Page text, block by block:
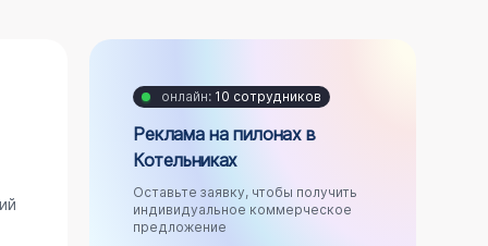
онлайн: 10 сотрудников
Реклама на пилонах в
Котельниках
Оставьте заявку, чтобы получить
индивидуальное коммерческое
предложение